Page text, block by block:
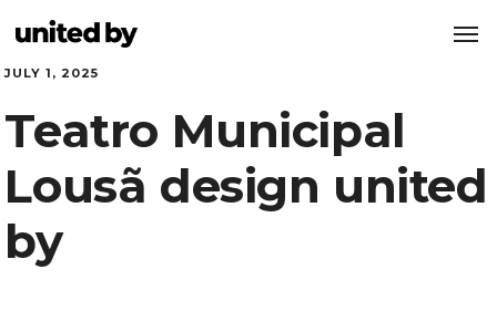
JULY 1, 2025
Teatro Municipal
Lousã design united
by